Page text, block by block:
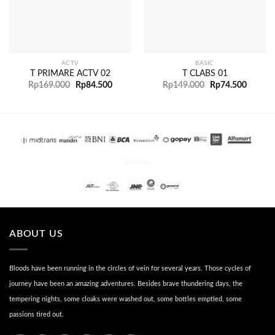
ACTV
T PRIMARE ACTV 02
Rp169.000 Rp84.500
BASIC
T CLABS 01
Rp149.000 Rp74.500
ABOUT US
Bloods have been running in the circles of vein for several years. Those cycles of
journey have been an amazing adventures. Besides brave thundering days, the
tempering nights, some cloaks were washed out, some bottles emptied, some
passions tired out.